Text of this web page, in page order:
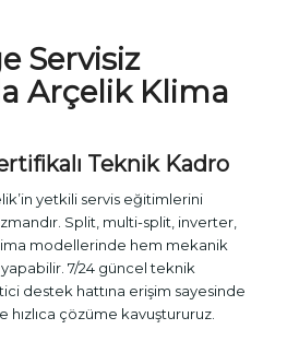
Servisiz
Arçelik Klima
Teknik Kadro
yetkili servis eğitimlerini
Split, multi-split, inverter,
modellerinde hem mekanik
7/24 güncel teknik
destek hattına erişim sayesinde
hızlıca çözüme kavuştururuz.